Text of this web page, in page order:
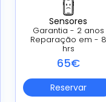
Sensores
Garantia - 2 anos
Reparação em - 8
hrs
65€
Reservar